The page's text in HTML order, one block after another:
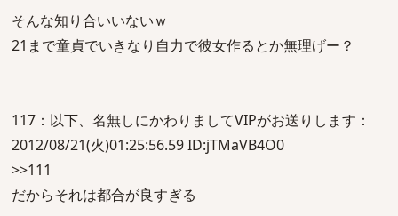
そんな知り合いいないｗ
21まで童貞でいきなり自力で彼女作るとか無理げー？
117：以下、名無しにかわりましてVIPがお送りします：
2012/08/21(火)01:25:56.59 ID:jTMaVB4O0
>>111
だからそれは都合が良すぎる